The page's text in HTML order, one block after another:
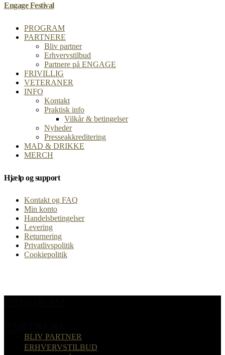
Engage Festival
PROGRAM
PARTNERE
Bliv partner
Erhvervstilbud
Partnere på ENGAGE
FRIVILLIG
VETERANER
INFO
Kontakt
Praktisk info
Vilkår & betingelser
Nyheder
Presseakkreditering
MAD & DRIKKE
MERCH
Hjælp og support
Kontakt og FAQ
Min konto
Handelsbetingelser
Levering
Returnering
Privatlivspolitik
Cookiepolitik
BLIV PARTNER
ERHVERVSTILBUD